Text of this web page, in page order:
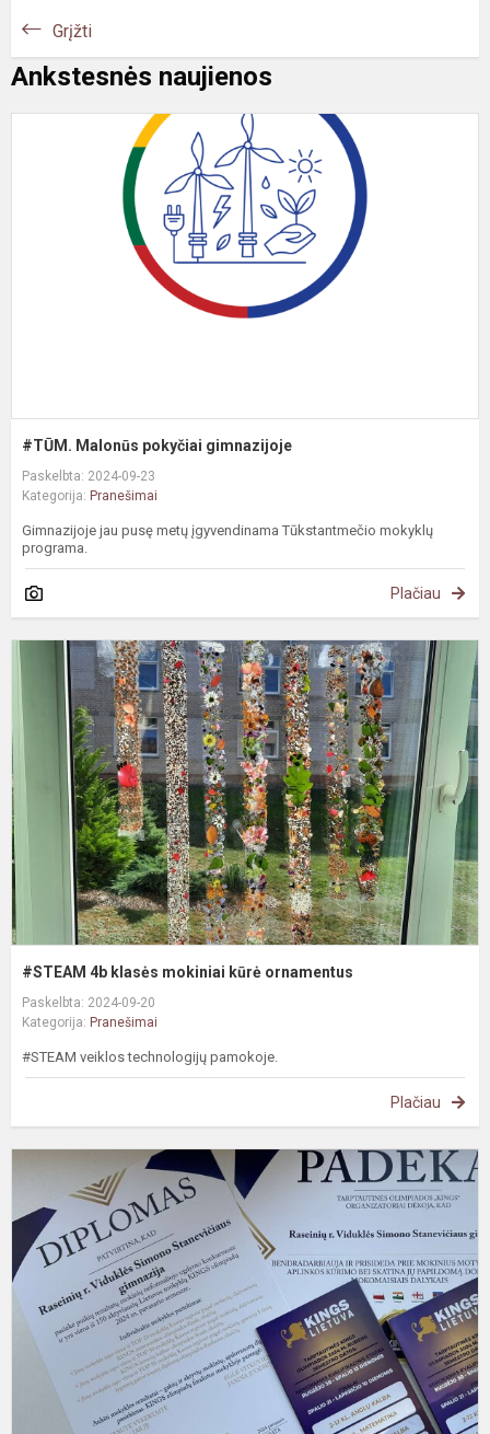
Grįžti
Ankstesnės naujienos
#TŪM. Malonūs pokyčiai gimnazijoje
Paskelbta: 2024-09-23
Kategorija: Pranešimai
Gimnazijoje jau pusę metų įgyvendinama Tūkstantmečio mokyklų
programa.
Plačiau
#STEAM 4b klasės mokiniai kūrė ornamentus
Paskelbta: 2024-09-20
Kategorija: Pranešimai
#STEAM veiklos technologijų pamokoje.
Plačiau